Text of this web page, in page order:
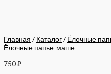
Главная / Каталог/ Ёлочные
Ёлочные папье-маше
750₽